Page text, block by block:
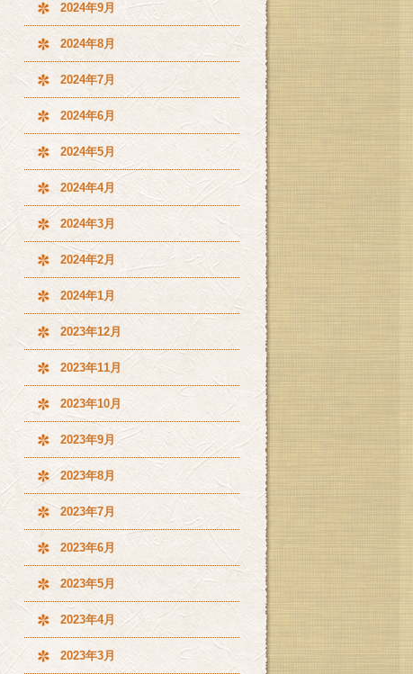
2024年9月
2024年8月
2024年7月
2024年6月
2024年5月
2024年4月
2024年3月
2024年2月
2024年1月
2023年12月
2023年11月
2023年10月
2023年9月
2023年8月
2023年7月
2023年6月
2023年5月
2023年4月
2023年3月